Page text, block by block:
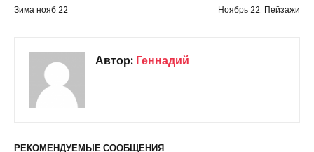
Ноябрь 22. Пейзажи
Зима нояб.22
Автор: Геннадий
РЕКОМЕНДУЕМЫЕ СООБЩЕНИЯ